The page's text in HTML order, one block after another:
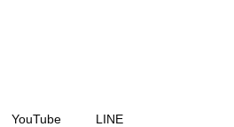
YouTube LINE